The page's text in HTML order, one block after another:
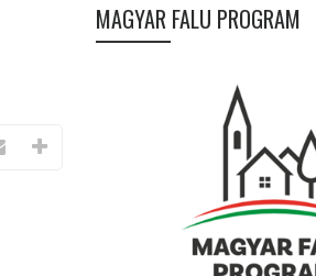
MAGYAR FALU PROGRAM